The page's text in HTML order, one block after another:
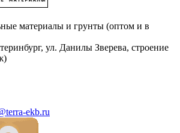
материалы и грунты (оптом и в
ул. Данилы Зверева, строение
ekb.ru